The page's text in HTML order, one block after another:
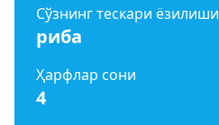
Сўзнинг тескари ёзилиши
риба
Ҳарфлар сони
4